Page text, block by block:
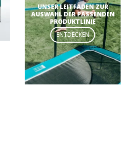
UNSER LEITFADEN ZUR
AUSWAHL DER PASSENDEN
PRODUKTLINIE
ENTDECKEN